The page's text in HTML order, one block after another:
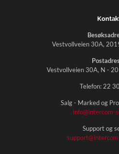
Vestvollveien 30A,
Vestvollveien 30A, N -
Telefon: 22
Salg - Marked og
info@intercom-
Support og